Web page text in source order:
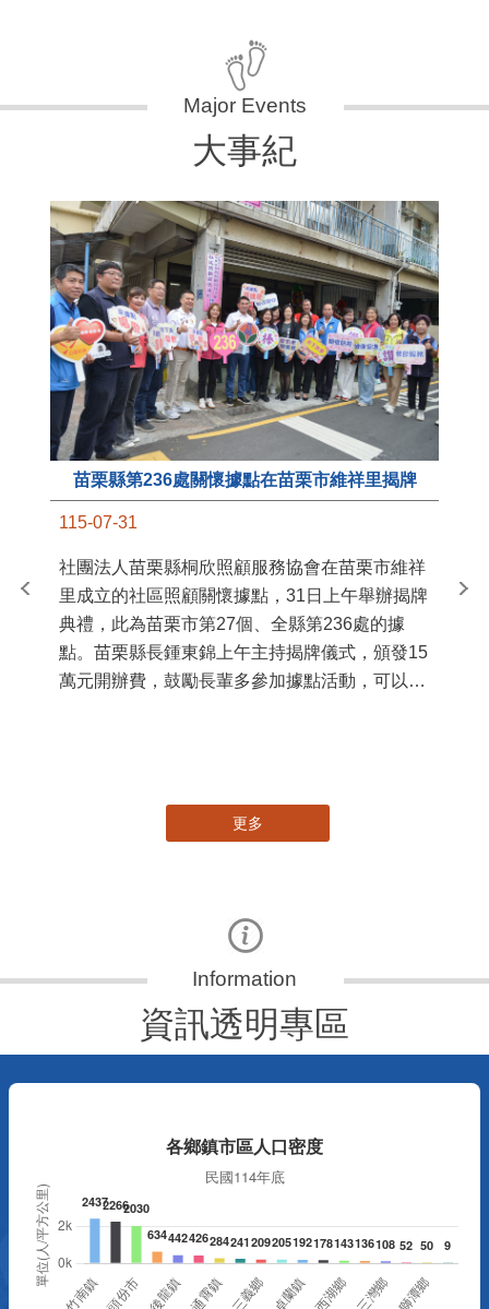
大事紀
苗栗縣第236處關懷據點在苗栗市維祥里揭牌
115-07-31
社團法人苗栗縣桐欣照顧服務協會在苗栗市維祥
里成立的社區照顧關懷據點，31日上午舉辦揭牌
典禮，此為苗栗市第27個、全縣第236處的據
點。苗栗縣長鍾東錦上午主持揭牌儀式，頒發15
萬元開辦費，鼓勵長輩多參加據點活動，可以更
苗
更多
資訊透明專區